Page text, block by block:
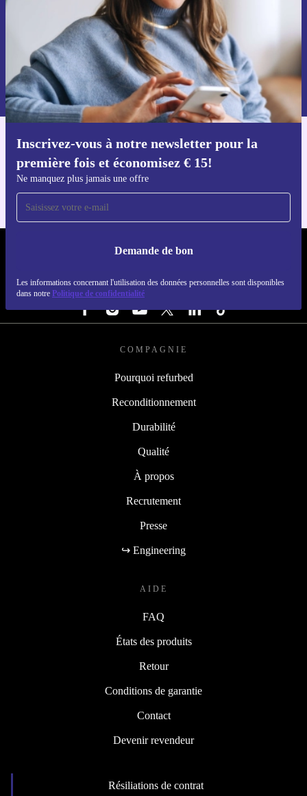
Inscrivez-vous à notre newsletter pour la
première fois et économisez € 15!
Ne manquez plus jamais une offre
Demande de bon
Les informations concernant l'utilisation des données personnelles sont disponibles
dans notre Politique de confidentialité
Voucher aanvragen
Retrouvez les informations sur l'utilisation des données personnelles
dans notre
politique de confidentialité.
Téléchargez l'application refurbed
Pour iOS et Android
REFURBED BELGIQUE - RETHINK NEW.
SUIVEZ-NOUS
COMPAGNIE
Pourquoi refurbed
Reconditionnement
Durabilité
Qualité
À propos
Recrutement
Presse
↪ Engineering
AIDE
FAQ
États des produits
Retour
Conditions de garantie
Contact
Devenir revendeur
Résiliations de contrat